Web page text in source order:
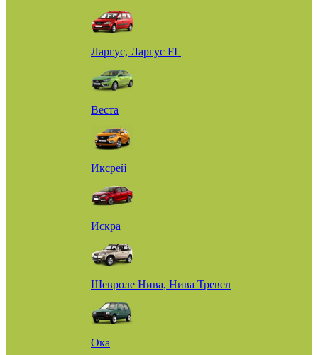
Ларгус, Ларгус FL
Веста
Иксрей
Искра
Шевроле Нива, Нива Тревел
Ока